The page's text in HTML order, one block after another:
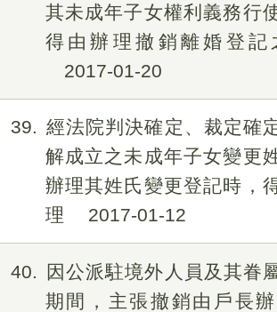
其未成年子女權利義務行
得由辦理撤銷離婚登記
2017-01-20
39
經法院判決確定、裁定確
解成立之未成年子女變更
辦理其姓氏變更登記時，
理
2017-01-12
40
因公派駐境外人員及其眷
期間，主張撤銷由戶長